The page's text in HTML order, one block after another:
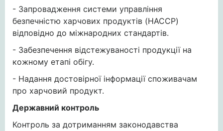
- Запровадження системи управління
безпечністю харчових продуктів (HACCP)
відповідно до міжнародних стандартів.
- Забезпечення відстежуваності продукції на
кожному етапі обігу.
- Надання достовірної інформації споживачам
про харчовий продукт.
Державний контроль
Контроль за дотриманням законодавства